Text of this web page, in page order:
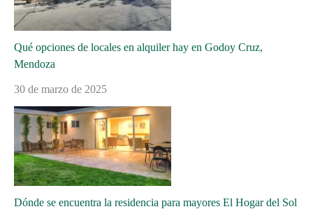
Qué opciones de locales en alquiler hay en Godoy Cruz,
Mendoza
30 de marzo de 2025
Dónde se encuentra la residencia para mayores El Hogar del Sol